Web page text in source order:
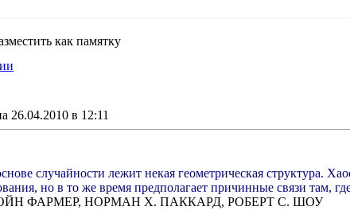
как памятку
26.04.2010 в 12:11
случайности лежит некая геометрическая структура.
но в то же время предполагает причинные связи там,
ФАРМЕР, НОРМАН X. ПАККАРД, РОБЕРТ С. ШОУ